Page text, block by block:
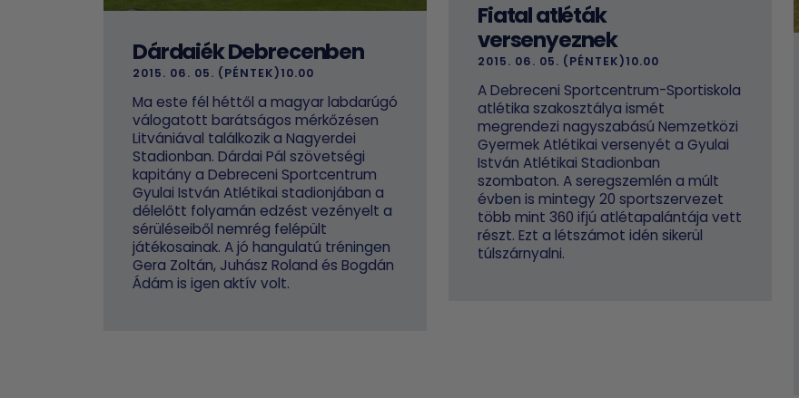
Dárdaiék Debrecenben
2015. 06. 05. (PÉNTEK)10.00
Ma este fél héttől a magyar labdarúgó
válogatott barátságos mérkőzésen
Litvániával találkozik a Nagyerdei
Stadionban. Dárdai Pál szövetségi
kapitány a Debreceni Sportcentrum
Gyulai István Atlétikai stadionjában a
délelőtt folyamán edzést vezényelt a
sérüléseiből nemrég felépült
játékosainak. A jó hangulatú tréningen
Gera Zoltán, Juhász Roland és Bogdán
Ádám is igen aktív volt.
Fiatal atléták
versenyeznek
2015. 06. 05. (PÉNTEK)10.00
A Debreceni Sportcentrum-Sportiskola
atlétika szakosztálya ismét
megrendezi nagyszabású Nemzetközi
Gyermek Atlétikai versenyét a Gyulai
István Atlétikai Stadionban
szombaton. A seregszemlén a múlt
évben is mintegy 20 sportszervezet
több mint 360 ifjú atlétapalántája vett
részt. Ezt a létszámot idén sikerül
túlszárnyalni.